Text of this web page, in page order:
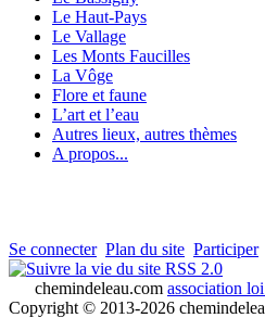
Le Haut-Pays
Le Vallage
Les Monts Faucilles
La Vôge
Flore et faune
L’art et l’eau
Autres lieux, autres thèmes
A propos...
Se connecter Plan du site Participer
RSS 2.0
chemindeleau.com association
Copyright © 2013-2026